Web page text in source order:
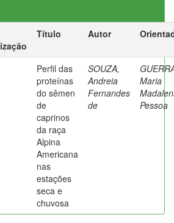
Título Autor
Perfil das
proteínas
do sêmen
de
caprinos
da raça
Alpina
Americana
nas
estações
seca e
chuvosa
SOUZA,
Andreia
Fernandes
de
Maria
Pessoa